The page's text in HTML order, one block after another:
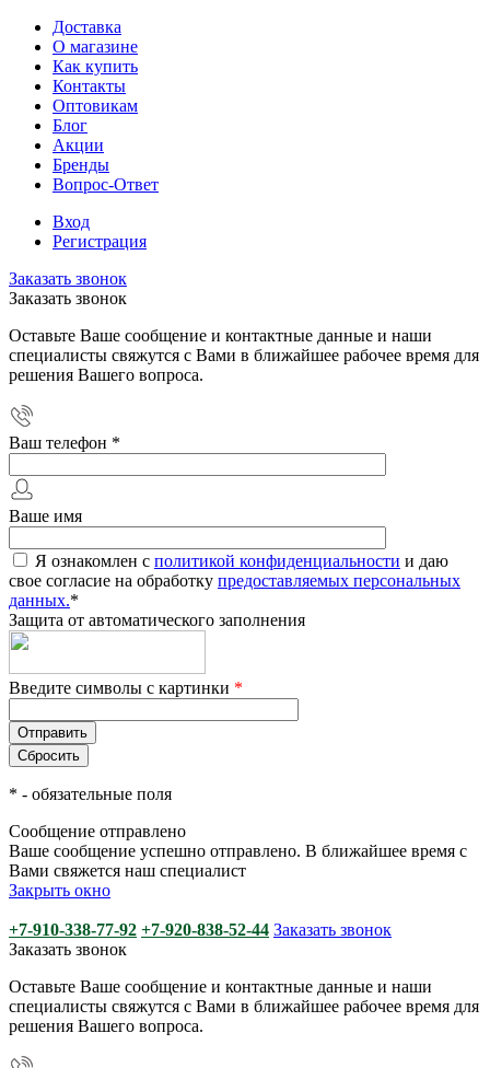
Доставка
О магазине
Как купить
Контакты
Оптовикам
Блог
Акции
Бренды
Вопрос-Ответ
Вход
Регистрация
Заказать звонок
Заказать звонок
Оставьте Ваше сообщение и контактные данные и наши
специалисты свяжутся с Вами в ближайшее рабочее время для
решения Вашего вопроса.
Ваш телефон *
Ваше имя
Я ознакомлен с политикой конфиденциальности и даю
свое согласие на обработку предоставляемых персональных
данных.*
Защита от автоматического заполнения
Введите символы с картинки *
* - обязательные поля
Сообщение отправлено
Ваше сообщение успешно отправлено. В ближайшее время с
Вами свяжется наш специалист
Закрыть окно
+7-910-338-77-92 +7-920-838-52-44 Заказать звонок
Заказать звонок
Оставьте Ваше сообщение и контактные данные и наши
специалисты свяжутся с Вами в ближайшее рабочее время для
решения Вашего вопроса.